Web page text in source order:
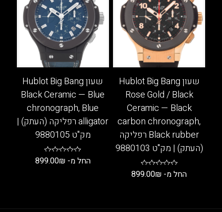
מספר
סוגים.
ניתן
לבחור
את
האפשרויות
בעמוד
המוצר
מספר
סוגים.
ניתן
לבחור
את
האפשרויות
בעמוד
המוצר
שעון Hublot Big Bang
Rose Gold / Black
Ceramic — Black
carbon chronograph,
Black rubber רפליקה
(העתק) | מק"ט 9880103
החל מ- 899.00₪
שעון Hublot Big Bang
Black Ceramic — Blue
chronograph, Blue
alligator רפליקה (העתק) |
מק"ט 9880105
החל מ- 899.00₪